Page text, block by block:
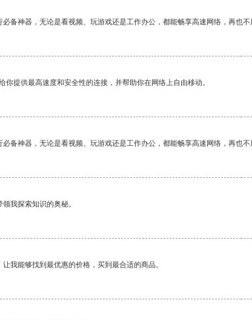
备神器，无论是看视频、玩游戏还是工作办公，都能畅享高速网络，再也不
你提供最高速度和安全性的连接，并帮助你在网络上自由移动。
备神器，无论是看视频、玩游戏还是工作办公，都能畅享高速网络，再也
我探索知识的奥秘。
我能够找到最优惠的价格，买到最合适的商品。